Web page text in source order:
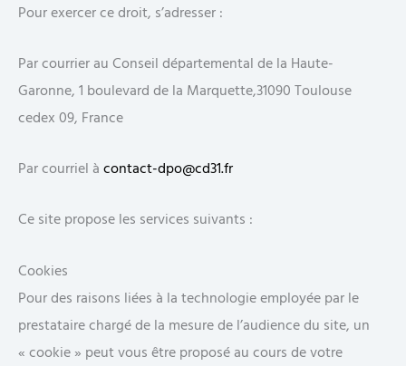
Pour exercer ce droit, s’adresser :
Par courrier au Conseil départemental de la Haute-
Garonne, 1 boulevard de la Marquette,31090 Toulouse
cedex 09, France
Par courriel àcontact-dpo@cd31.fr
Ce site propose les services suivants :
Cookies
Pour des raisons liées à la technologie employée par le
prestataire chargé de la mesure de l’audience du site, un
« cookie » peut vous être proposé au cours de votre